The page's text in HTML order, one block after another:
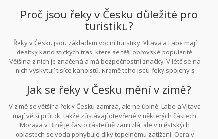
kvalitu vody podle evropských směrnic.
Proč jsou řeky v Česku důležité pro
turistiku?
Řeky v Česku jsou základem vodní turistiky. Vltava a Labe mají
desítky kanoistických tras, které se těší obrovské popularitě.
Většina z nich je značená a má bezpečnostní značky. V létě se na
nich vyskytují tisíce kanoistů. Kromě toho jsou řeky spojeny s
historickými městy - Praha, Český Krumlov, Hradec Králové - což je
činí ideálními pro rodinné výlety. Díky tomu je vodní turistika v
Česku jednou z nejrychleji rostoucích činností.
Jak se řeky v Česku mění v zimě?
V zimě se většina řek v Česku zamrzá, ale ne úplně. Labe a Vltava
mají větší průtok, takže zůstávají otevřené v některých částech.
Morava v Brně je často částečně zamrzlá, ale v městských
oblastech se voda pohybuje díky tepelnému zatížení. Odra v